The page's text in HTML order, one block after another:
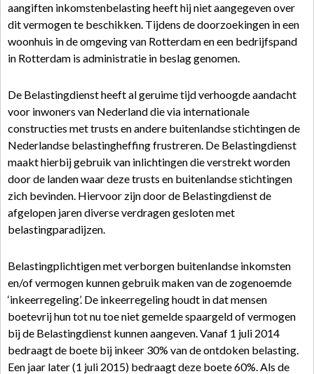
aangiften inkomstenbelasting heeft hij niet aangegeven over
dit vermogen te beschikken. Tijdens de doorzoekingen in een
woonhuis in de omgeving van Rotterdam en een bedrijfspand
in Rotterdam is administratie in beslag genomen.
De Belastingdienst heeft al geruime tijd verhoogde aandacht
voor inwoners van Nederland die via internationale
constructies met trusts en andere buitenlandse stichtingen de
Nederlandse belastingheffing frustreren. De Belastingdienst
maakt hierbij gebruik van inlichtingen die verstrekt worden
door de landen waar deze trusts en buitenlandse stichtingen
zich bevinden. Hiervoor zijn door de Belastingdienst de
afgelopen jaren diverse verdragen gesloten met
belastingparadijzen.
Belastingplichtigen met verborgen buitenlandse inkomsten
en/of vermogen kunnen gebruik maken van de zogenoemde
‘inkeerregeling’. De inkeerregeling houdt in dat mensen
boetevrij hun tot nu toe niet gemelde spaargeld of vermogen
bij de Belastingdienst kunnen aangeven. Vanaf 1 juli 2014
bedraagt de boete bij inkeer 30% van de ontdoken belasting.
Een jaar later (1 juli 2015) bedraagt deze boete 60%. Als de